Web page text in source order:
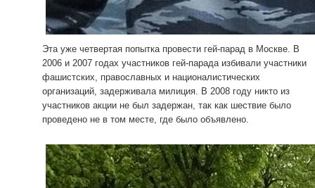
Эта уже четвертая попытка провести гей-парад в Москве. В
2006 и 2007 годах участников гей-парада избивали участники
фашистских, православных и националистических
организаций, задерживала милиция. В 2008 году никто из
участников акции не был задержан, так как шествие было
проведено не в том месте, где было объявлено.